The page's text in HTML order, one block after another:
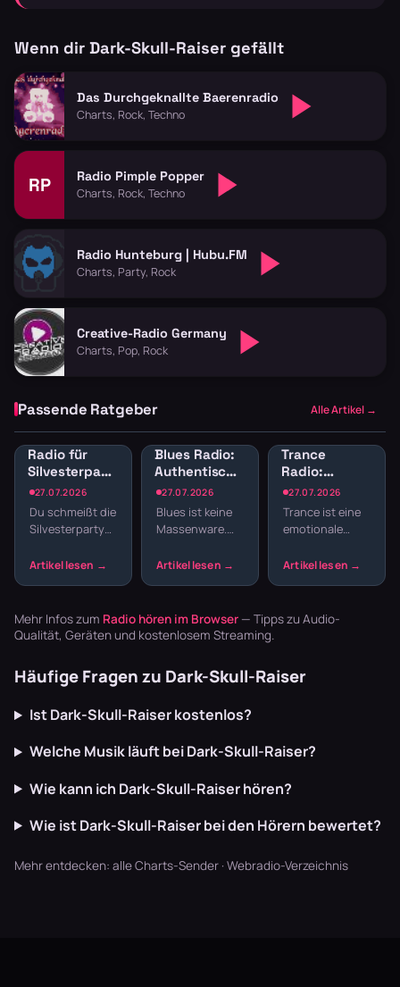
Wenn dir Dark-Skull-Raiser gefällt
Das Durchgeknallte Baerenradio
Charts, Rock, Techno
RP Radio Pimple Popper
Charts, Rock, Techno
Radio Hunteburg | Hubu.FM
Charts, Party, Rock
Creative-Radio Germany
Charts, Pop, Rock
Passende Ratgeber Alle Artikel →
27.07.2026
Radio für
Silvesterparty:
Die besten
Sender für
den
Jahreswechsel
Du schmeißt die
Silvesterparty
den ganzen
basteln? Radio
läuft dur…
27.07.2026
Blues Radio:
Authentische
Blues-Sender
online hören
Blues ist keine
Massenware.
von echten
und Gitarren,
die m…
27.07.2026
Trance
Radio:
Melodischer
elektronischer
Sound für
Trance ist eine
emotionale
Build-ups,
dich mitreißen.
Mehr Infos zum Radio hören im Browser — Tipps zu Audio-
Qualität, Geräten und kostenlosem Streaming.
Häufige Fragen zu Dark-Skull-Raiser
Ist Dark-Skull-Raiser kostenlos?
Welche Musik läuft bei Dark-Skull-Raiser?
Wie kann ich Dark-Skull-Raiser hören?
Wie ist Dark-Skull-Raiser bei den Hörern bewertet?
Mehr entdecken: alle Charts-Sender · Webradio-Verzeichnis